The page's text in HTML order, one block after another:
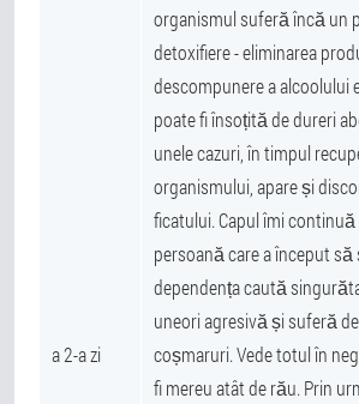
a 2-a zi
organismul suferă încă un
detoxifiere - eliminarea
descompunere a alcoolului
poate fi însoțită de dureri
unele cazuri, în timpul
organismului, apare și
ficatului. Capul îmi
persoană care a început să
dependența caută
uneori agresivă și suferă
coșmaruri. Vede totul în
fi mereu atât de rău. Prin